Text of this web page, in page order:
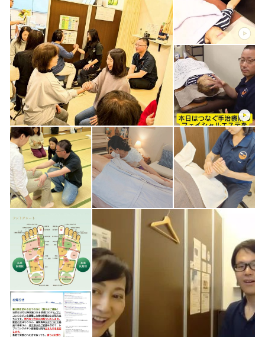
は毎回大盛況！
良ければご覧下さいませ_(._.)_